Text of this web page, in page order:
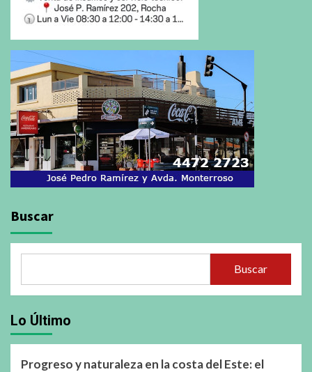
Buscar
Buscar
Lo Último
Progreso y naturaleza en la costa del Este: el